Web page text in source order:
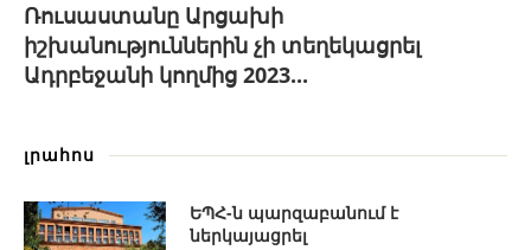
Ռուսաստանը Արցախի
իշխանություններին չի տեղեկացրել
Ադրբեջանի կողմից 2023...
լրահոս
ԵՊՀ-ն պարզաբանում է
ներկայացրել